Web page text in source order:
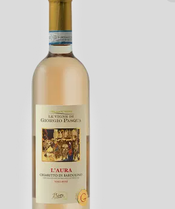
Descrivi il vino stai